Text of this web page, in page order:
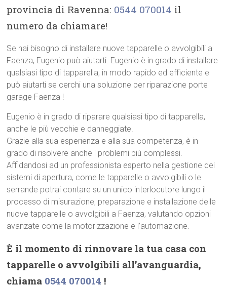
provincia di Ravenna: 0544 070014 il
numero da chiamare!
Se hai bisogno di installare nuove tapparelle o avvolgibili a
Faenza, Eugenio può aiutarti. Eugenio è in grado di installare
qualsiasi tipo di tapparella, in modo rapido ed efficiente e
può aiutarti se cerchi una soluzione per riparazione porte
garage Faenza !
Eugenio è in grado di riparare qualsiasi tipo di tapparella,
anche le più vecchie e danneggiate.
Grazie alla sua esperienza e alla sua competenza, è in
grado di risolvere anche i problemi più complessi.
Affidandosi ad un professionista esperto nella gestione dei
sistemi di apertura, come le tapparelle o avvolgibili o le
serrande potrai contare su un unico interlocutore lungo il
processo di misurazione, preparazione e installazione delle
nuove tapparelle o avvolgibili a Faenza, valutando opzioni
avanzate come la motorizzazione e l’automazione.
È il momento di rinnovare la tua casa con
tapparelle o avvolgibili all’avanguardia,
chiama 0544 070014 !